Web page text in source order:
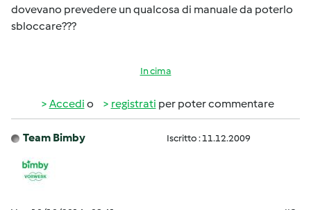
dovevano prevedere un qualcosa di manuale da poterlo
sbloccare???
In cima
Accedi o registrati per poter commentare
Team Bimby Iscritto : 11.12.2009